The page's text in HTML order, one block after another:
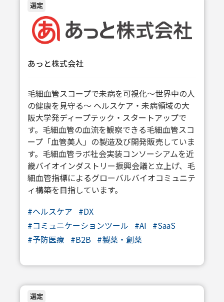
選定
あっと株式会社
毛細血管スコープで未病を可視化～世界中の人
の健康を見守る～ ヘルスケア・未病領域の大
阪大学発ディープテック・スタートアップで
す。毛細血管の血流を観察できる毛細血管スコ
ープ「血管美人」の製造及び開発販売していま
す。毛細血管ラボ社会実装コンソーシアムを近
畿バイオインダストリー振興会議と立上げ、毛
細血管指標によるグローバルバイオコミュニテ
ィ構築を目指しています。
#ヘルスケア #DX
#コミュニケーションツール #AI #SaaS
#予防医療 #B2B #製薬・創薬
選定